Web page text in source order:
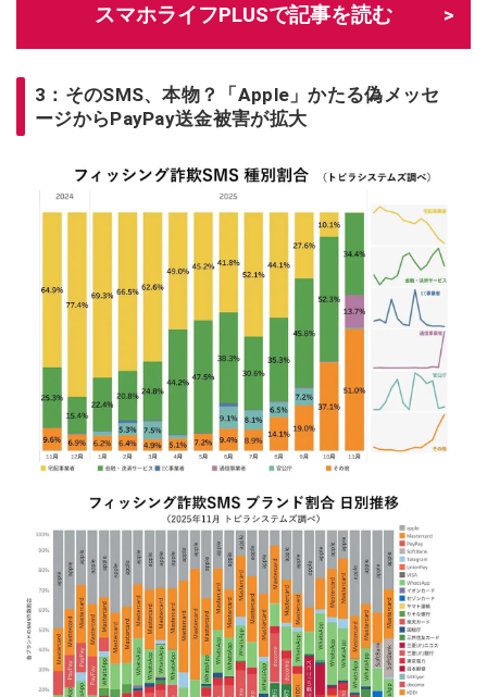
スマホライフPLUSで記事を読む
3：そのSMS、本物？「Apple」かたる偽メッセ
ージからPayPay送金被害が拡大